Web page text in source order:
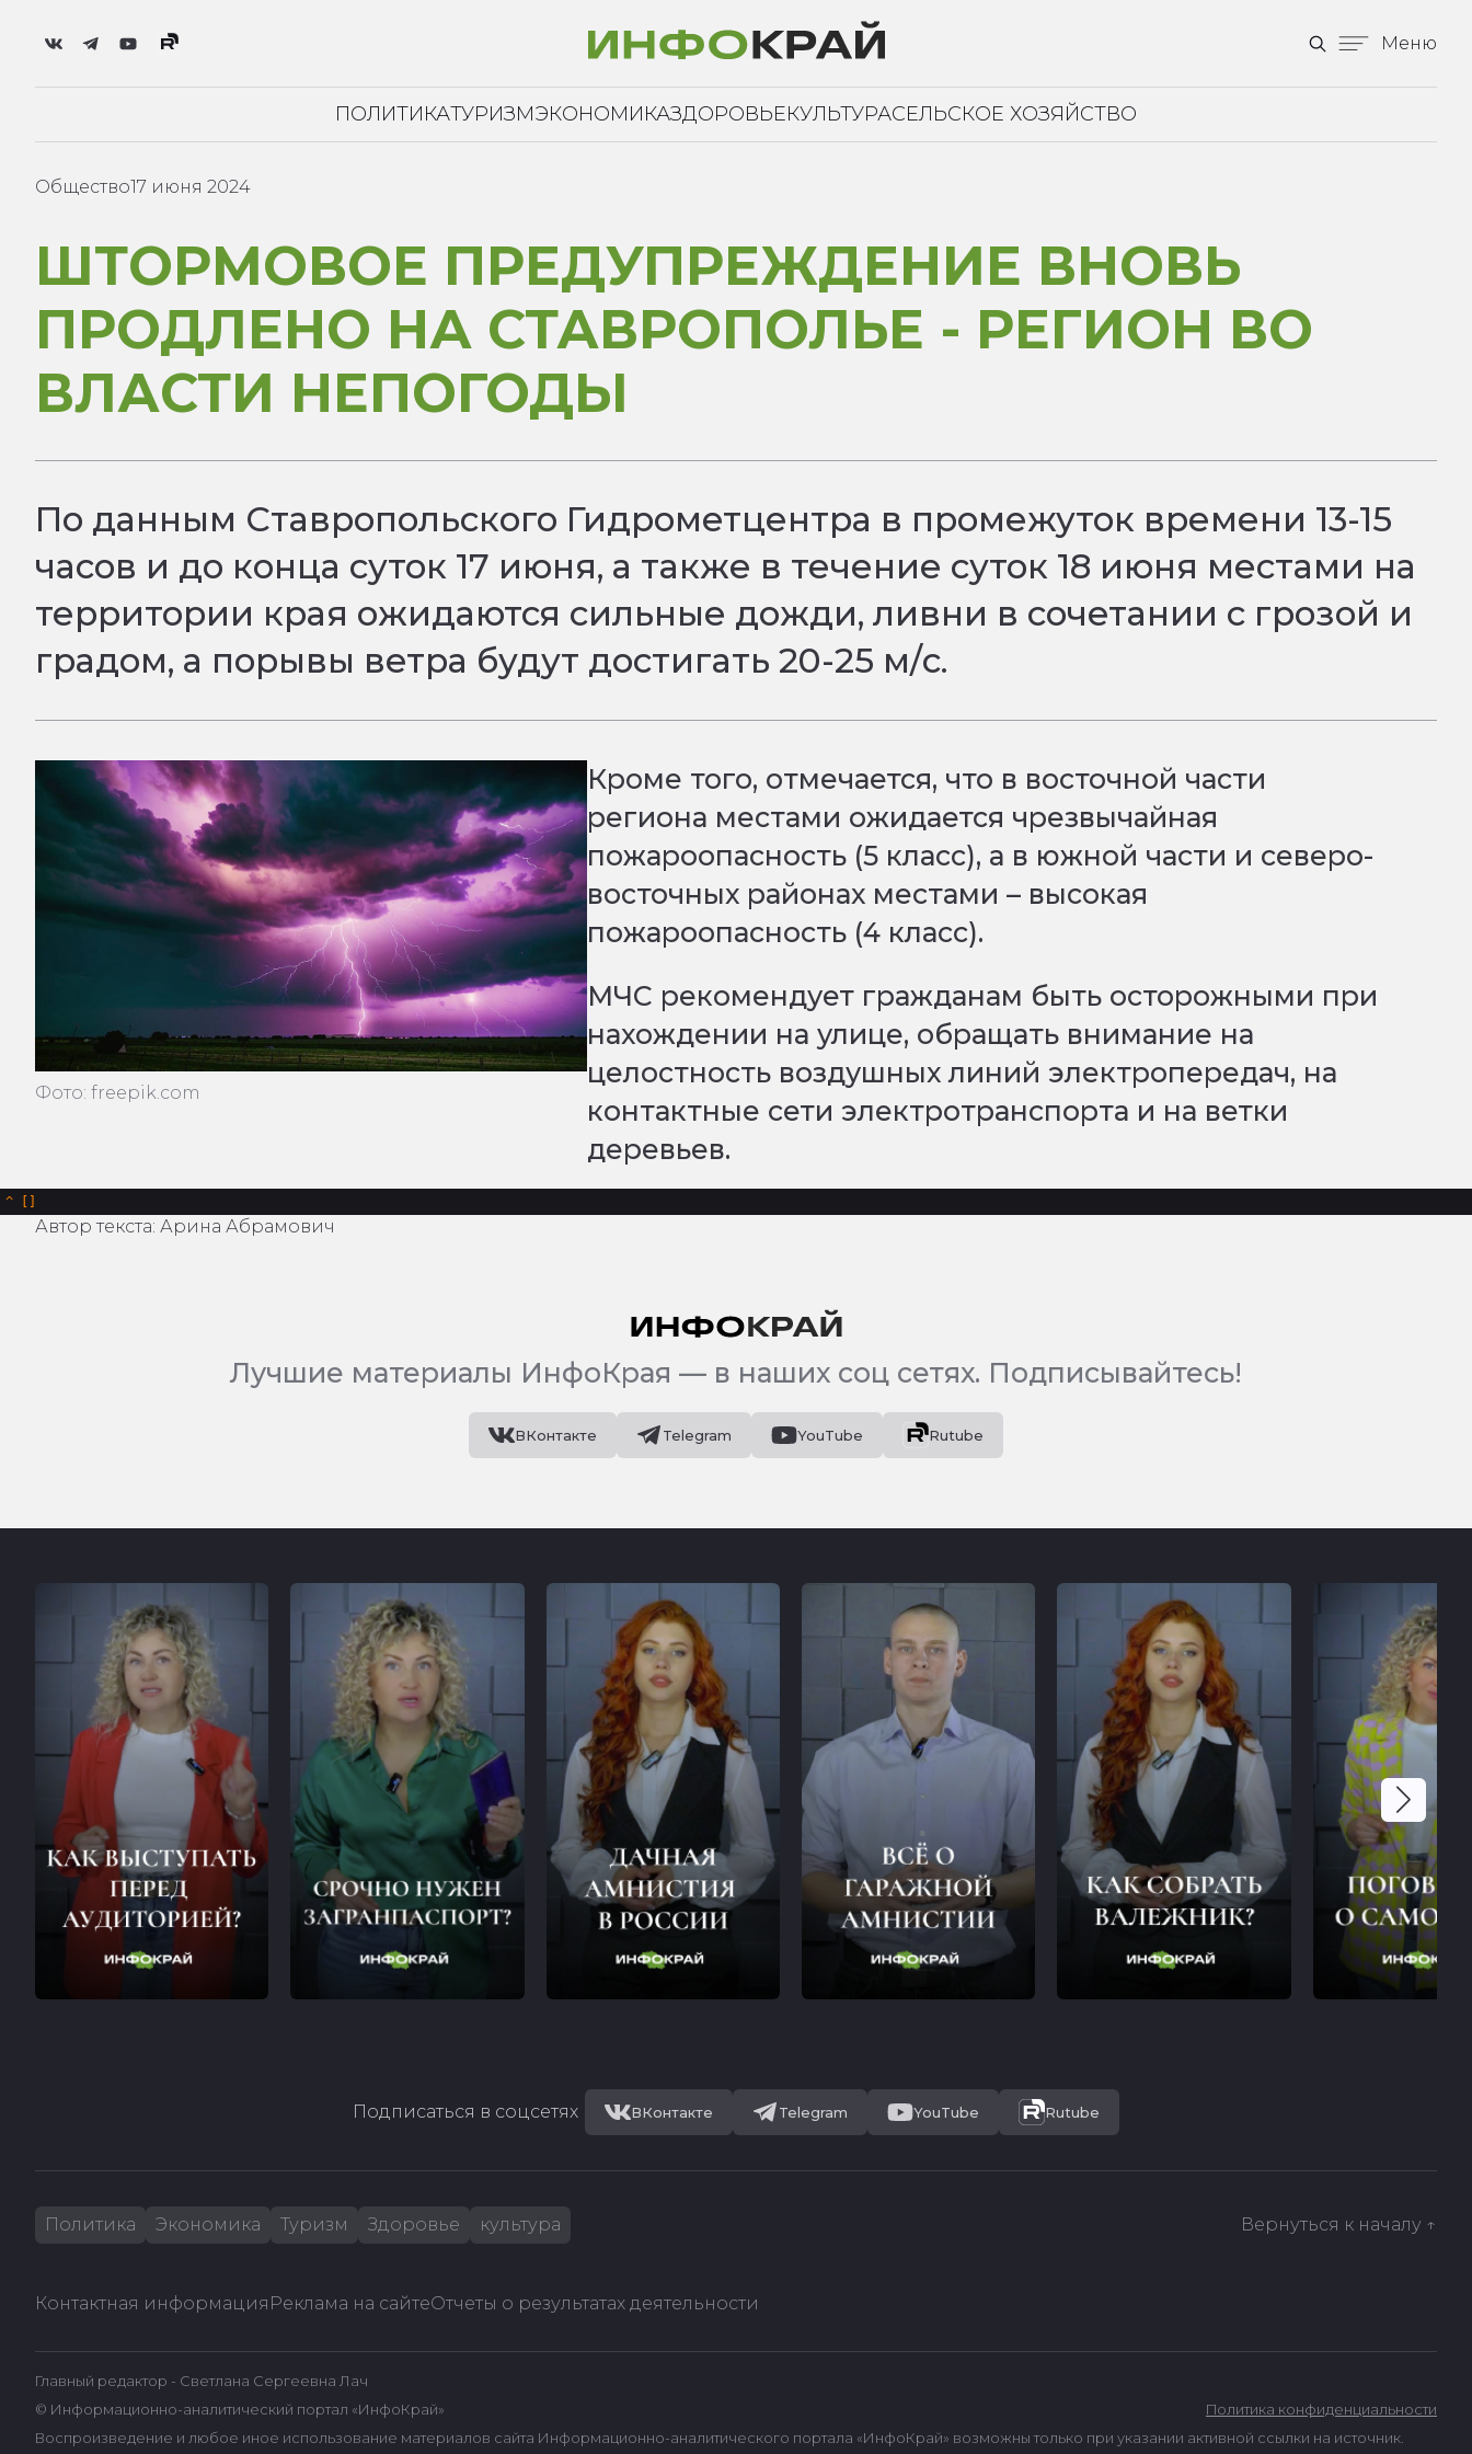
Меню
ПОЛИТИКАТУРИЗМЭКОНОМИКАЗДОРОВЬЕКУЛЬТУРАСЕЛЬСКОЕ ХОЗЯЙСТВО
Общество17 июня 2024
ШТОРМОВОЕ ПРЕДУПРЕЖДЕНИЕ ВНОВЬ
ПРОДЛЕНО НА СТАВРОПОЛЬЕ - РЕГИОН ВО
ВЛАСТИ НЕПОГОДЫ
По данным Ставропольского Гидрометцентра в промежуток времени 13-15
часов и до конца суток 17 июня, а также в течение суток 18 июня местами на
территории края ожидаются сильные дожди, ливни в сочетании с грозой и
градом, а порывы ветра будут достигать 20-25 м/с.
Фото: freepik.com
Кроме того, отмечается, что в восточной части
региона местами ожидается чрезвычайная
пожароопасность (5 класс), а в южной части и северо-
восточных районах местами – высокая
пожароопасность (4 класс).
МЧС рекомендует гражданам быть осторожными при
нахождении на улице, обращать внимание на
целостность воздушных линий электропередач, на
контактные сети электротранспорта и на ветки
деревьев.
^
Автор текста: Арина Абрамович
Лучшие материалы ИнфоКрая — в наших соц сетях. Подписывайтесь!
ВКонтакте Telegram YouTube Rutube
Подписаться в соцсетях ВКонтакте Telegram YouTube Rutube
Политика Экономика Туризм Здоровье культура Вернуться к началу ↑
Контактная информация Реклама на сайтеОтчеты о результатах деятельности
Главный редактор - Светлана Сергеевна Лач
© Информационно-аналитический портал «ИнфоКрай»
Политика конфиденциальности
Воспроизведение и любое иное использование материалов сайта Информационно-аналитического портала «ИнфоКрай» возможны только при указании активной ссылки на источник.